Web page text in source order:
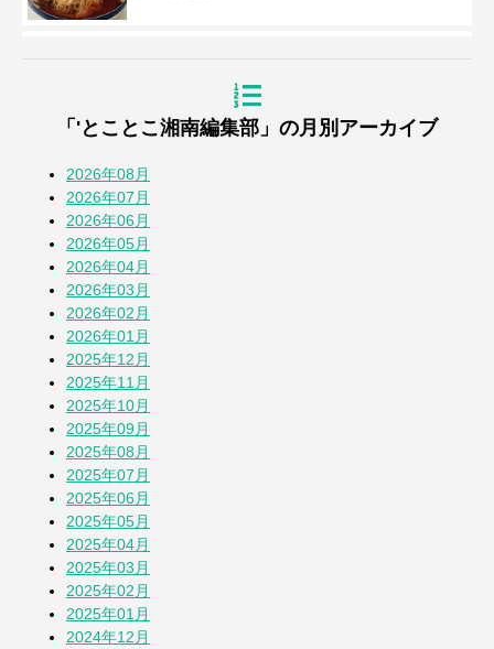
『道の駅湘南ちがさき』周年祭
【とことこblog】第108回全国高校野球選
手権 神奈川大会
七夕2026
蚕(かいこ)が繭になるまでの授業
そら豆
「おばさん」は何歳まで？
「'とことこ湘南編集部」の月別アーカイブ
2026年08月
2026年07月
2026年06月
2026年05月
2026年04月
2026年03月
2026年02月
2026年01月
2025年12月
2025年11月
2025年10月
2025年09月
2025年08月
2025年07月
2025年06月
2025年05月
2025年04月
2025年03月
2025年02月
2025年01月
2024年12月